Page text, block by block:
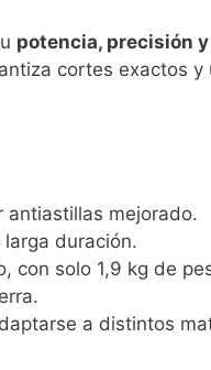
potencia, precisión
cortes exactos
antiastillas mejorado.
duración.
con solo 1,9 kg de
a distintos